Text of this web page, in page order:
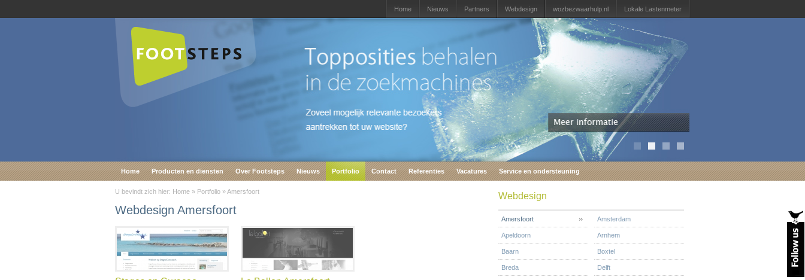
Home Nieuws Partners Webdesign wozbezwaarhulp.nl Lokale Lastenmeter
Home Producten en diensten Over Footsteps Nieuws Portfolio Contact Referenties Vacatures Service en ondersteuning
U bevindt zich hier: Home » Portfolio »Amersfoort
Webdesign Amersfoort
Webdesign
Amersfoort Amsterdam
Apeldoorn Arnhem
Baarn Boxtel
Breda Delft